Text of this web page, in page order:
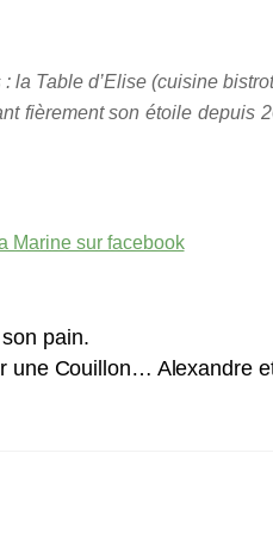
la Table d’Elise (cuisine
fièrement son étoile
Marine sur facebook
pain.
Couillon… Alexandre et